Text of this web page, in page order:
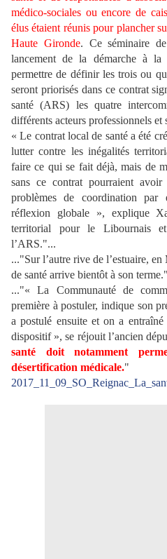
médico-sociales ou encore de
élus étaient réunis pour plancher
Haute Gironde. Ce séminaire
lancement de la démarche à la
permettre de définir les trois ou
seront priorisés dans ce contrat
santé (ARS) les quatre
différents acteurs professionnels et
« Le contrat local de santé a été
lutter contre les inégalités
faire ce qui se fait déjà, mais de
sans ce contrat pourraient
problèmes de coordination
réflexion globale », explique
territorial pour le Libournais
l’ARS."...
..."Sur l’autre rive de l’estuaire,
de santé arrive bientôt à son
..."« La Communauté de
première à postuler, indique son
a postulé ensuite et on a
dispositif », se réjouit l’ancien
santé doit notamment
désertification médicale."